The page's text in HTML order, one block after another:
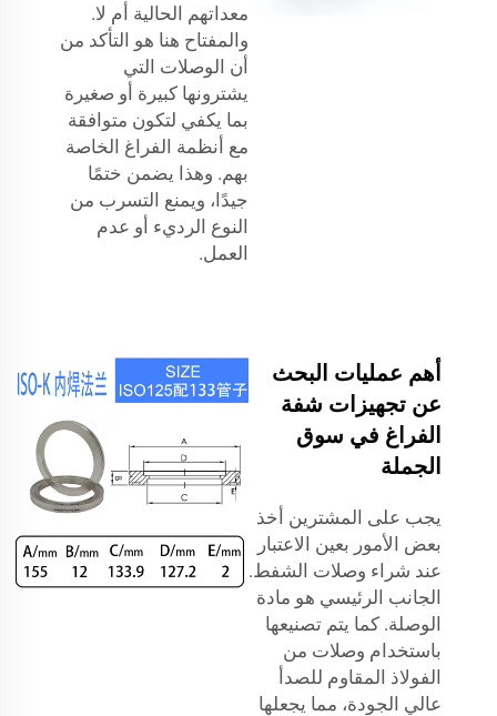
معداتهم الحالية أم لا.
والمفتاح هنا هو التأكد من
أن الوصلات التي
يشترونها كبيرة أو صغيرة
بما يكفي لتكون متوافقة
مع أنظمة الفراغ الخاصة
بهم. وهذا يضمن ختمًا
جيدًا، ويمنع التسرب من
النوع الرديء أو عدم
العمل.
أهم عمليات البحث
عن تجهيزات شفة
الفراغ في سوق
الجملة
يجب على المشترين أخذ
بعض الأمور بعين الاعتبار
عند شراء وصلات الشفط.
الجانب الرئيسي هو مادة
الوصلة. كما يتم تصنيعها
باستخدام وصلات من
الفولاذ المقاوم للصدأ
عالي الجودة، مما يجعلها